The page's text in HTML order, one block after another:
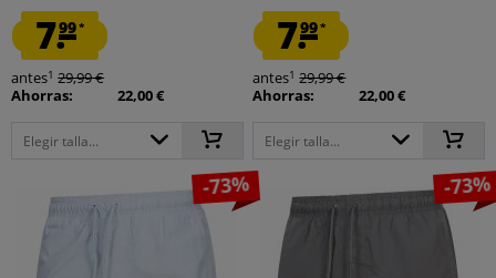
7.99*
antes1 29,99 €
Ahorras:
22,00 €
Elegir talla...
7.99*
antes1 29,99 €
Ahorras:
22,00 €
Elegir talla...
-73% -73%